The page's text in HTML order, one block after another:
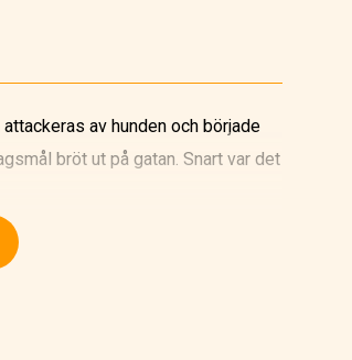
av hunden och började
bröt ut på gatan. Snart var det
tillbaka, och kom inte längre
tittade med munnen öppen